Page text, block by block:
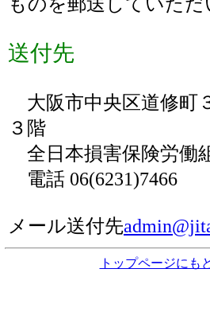
送付先
大阪市中央区道修町
３階
全日本損害保険労働
電話 06(6231)7466
メール送付先
トップページにも